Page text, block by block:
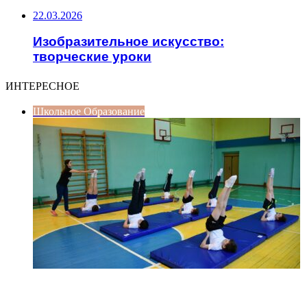
22.03.2026
Изобразительное искусство:
творческие уроки
ИНТЕРЕСНОЕ
Школьное Образование